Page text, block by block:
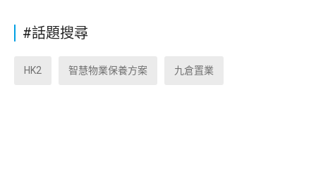
#話題搜尋
HK2 智慧物業保養方案 九倉置業